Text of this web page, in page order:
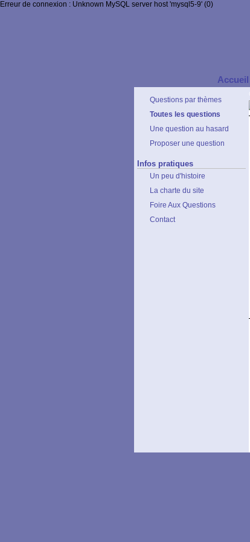
Erreur de connexion : Unknown MySQL server host 'mysql5-9' (0)
Accueil
Questions par thèmes
Toutes les questions
Une question au hasard
Proposer une question
Infos pratiques
Un peu d'histoire
La charte du site
Foire Aux Questions
Contact